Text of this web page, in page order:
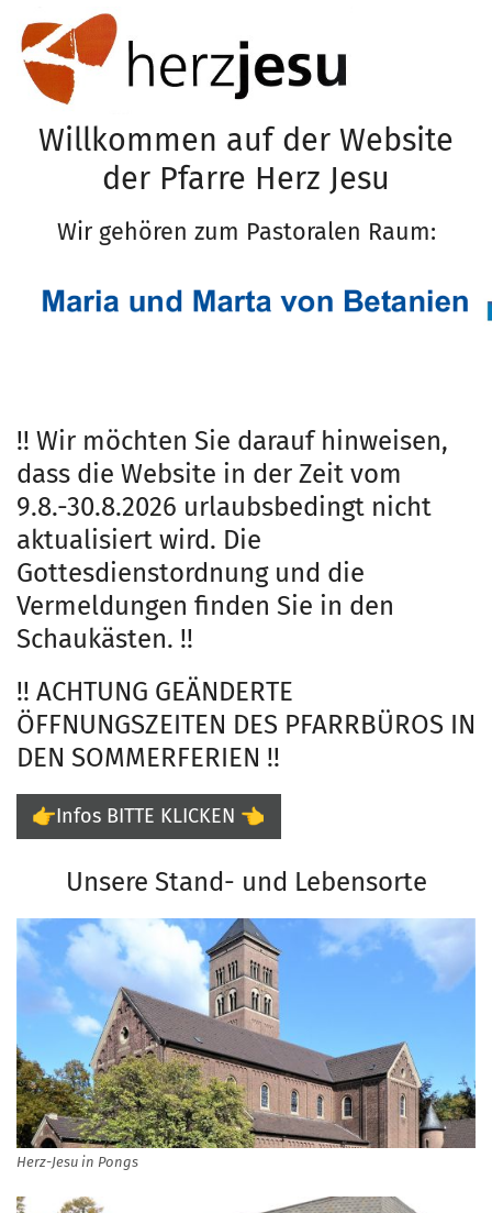
Zum Inhalt springen
Willkommen auf der Website
der Pfarre Herz Jesu
Wir gehören zum Pastoralen Raum:
!! Wir möchten Sie darauf hinweisen,
dass die Website in der Zeit vom
9.8.-30.8.2026 urlaubsbedingt nicht
aktualisiert wird. Die
Gottesdienstordnung und die
Vermeldungen finden Sie in den
Schaukästen. !!
!! ACHTUNG GEÄNDERTE
ÖFFNUNGSZEITEN DES PFARRBÜROS IN
DEN SOMMERFERIEN !!
👉Infos BITTE KLICKEN 👈
Unsere Stand- und Lebensorte
Herz-Jesu in Pongs